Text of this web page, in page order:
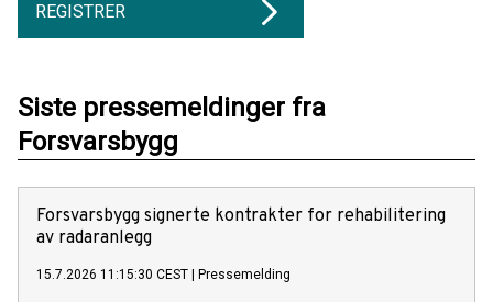
REGISTRER
Siste pressemeldinger fra
Forsvarsbygg
Forsvarsbygg signerte kontrakter for rehabilitering
av radaranlegg
15.7.2026 11:15:30 CEST Pressemelding